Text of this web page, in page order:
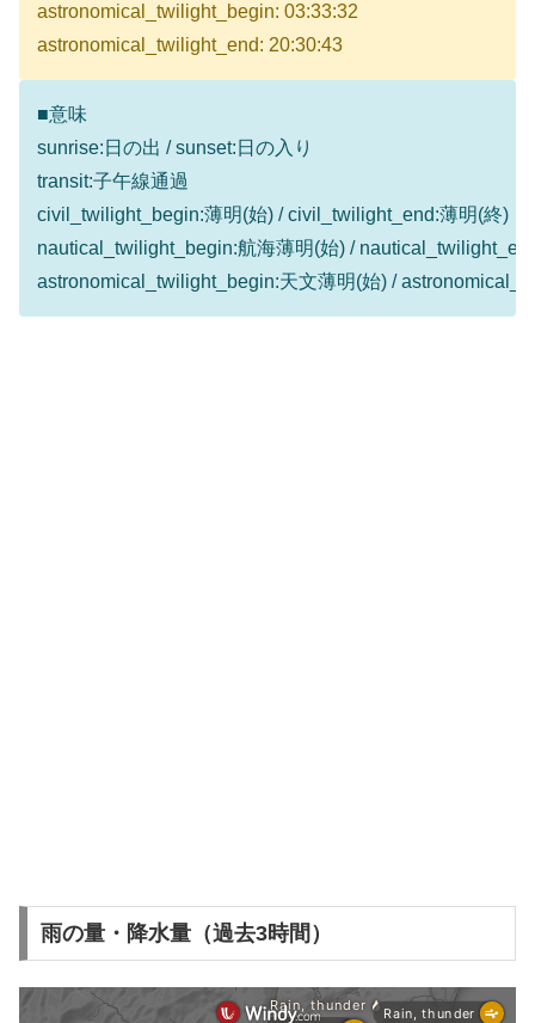
astronomical_twilight_begin: 03:33:32
astronomical_twilight_end: 20:30:43
■意味
sunrise:日の出 / sunset:日の入り
transit:子午線通過
civil_twilight_begin:薄明(始) / civil_twilight_end:薄明(終)
nautical_twilight_begin:航海薄明(始) /
astronomical_twilight_begin:天文薄明(始) /
雨の量・降水量（過去3時間）